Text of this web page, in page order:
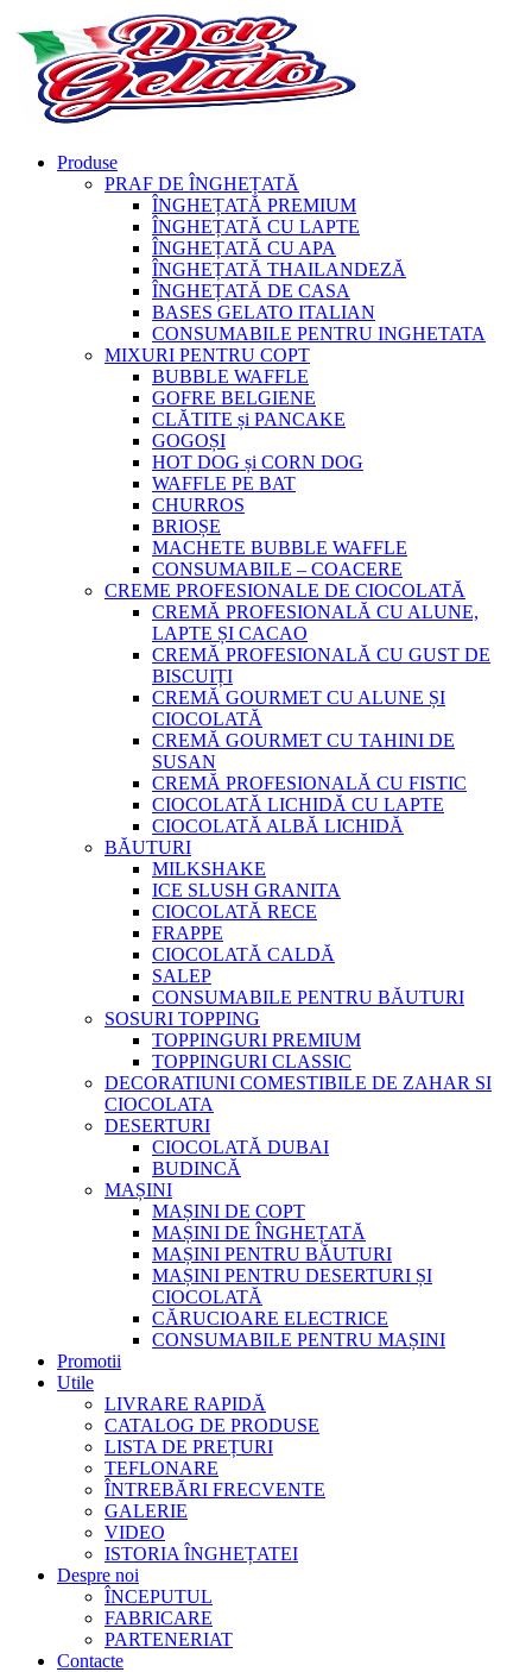
Produse
PRAF DE ÎNGHEȚATĂ
ÎNGHEȚATĂ PREMIUM
ÎNGHEȚATĂ CU LAPTE
ÎNGHEȚATĂ CU APA
ÎNGHEȚATĂ THAILANDEZĂ
ÎNGHEȚATĂ DE CASA
BASES GELATO ITALIAN
CONSUMABILE PENTRU INGHETATA
MIXURI PENTRU COPT
BUBBLE WAFFLE
GOFRE BELGIENE
CLĂTITE și PANCAKE
GOGOȘI
HOT DOG și CORN DOG
WAFFLE PE BAT
CHURROS
BRIOȘE
MACHETE BUBBLE WAFFLE
CONSUMABILE – COACERE
CREME PROFESIONALE DE CIOCOLATĂ
CREMĂ PROFESIONALĂ CU ALUNE,
LAPTE ȘI CACAO
CREMĂ PROFESIONALĂ CU GUST DE
BISCUIȚI
CREMĂ GOURMET CU ALUNE ȘI
CIOCOLATĂ
CREMĂ GOURMET CU TAHINI DE
SUSAN
CREMĂ PROFESIONALĂ CU FISTIC
CIOCOLATĂ LICHIDĂ CU LAPTE
CIOCOLATĂ ALBĂ LICHIDĂ
BĂUTURI
MILKSHAKE
ICE SLUSH GRANITA
CIOCOLATĂ RECE
FRAPPE
CIOCOLATĂ CALDĂ
SALEP
CONSUMABILE PENTRU BĂUTURI
SOSURI TOPPING
TOPPINGURI PREMIUM
TOPPINGURI CLASSIC
DECORATIUNI COMESTIBILE DE ZAHAR SI
CIOCOLATA
DESERTURI
CIOCOLATĂ DUBAI
BUDINCĂ
MAȘINI
MAȘINI DE COPT
MAȘINI DE ÎNGHEȚATĂ
MAȘINI PENTRU BĂUTURI
MAȘINI PENTRU DESERTURI ȘI
CIOCOLATĂ
CĂRUCIOARE ELECTRICE
CONSUMABILE PENTRU MAȘINI
Promotii
Utile
LIVRARE RAPIDĂ
CATALOG DE PRODUSE
LISTA DE PREȚURI
TEFLONARE
ÎNTREBĂRI FRECVENTE
GALERIE
VIDEO
ISTORIA ÎNGHEȚATEI
Despre noi
ÎNCEPUTUL
FABRICARE
PARTENERIAT
Contacte